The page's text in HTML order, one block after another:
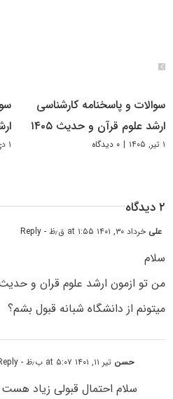
سوالات و پاسخنامه کارشناسی
ارشد علوم قرآن و حدیث ۱۴۰۵
۱ تیر, ۱۴۰۵ | ۰ دیدگاه ۱ دی, ۱۴۰۳
۲ دیدگاه
علی خرداد ۳۰, ۱۴۰۱ at ۱:۵۵ ق٫ظ - Reply
سلام
میتونم از دانشگاه شبانه قبول بشم؟
حسن تیر ۱۱, ۱۴۰۱ at ۵:۰۷ ب٫ظ - Reply
سلام احتمال قبولی زیاد